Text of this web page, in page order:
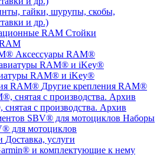
гайки, шурупы, скобы,
и др.)
Стойки
Аксессуары RAM®
RAM® и iKey®
Другие крепления RAM®
с производства. Архив
Наборы
для мотоциклов
Доставка, услуги